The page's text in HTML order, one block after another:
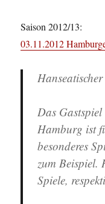
Saison 2012/13:
03.11.2012
Das
Hamburg ist
besonderes
zum Beispiel.
Spiele,